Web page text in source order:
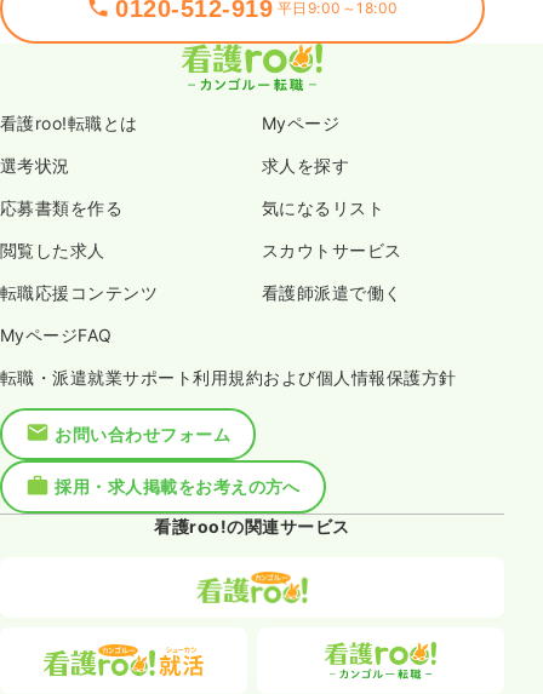
0120-512-919 平日9:00～18:00
看護roo!転職とは Myページ
選考状況 求人を探す
応募書類を作る 気になるリスト
閲覧した求人 スカウトサービス
転職応援コンテンツ 看護師派遣で働く
MyページFAQ
転職・派遣就業サポート利用規約および個人情報保護方針
お問い合わせフォーム
採用・求人掲載をお考えの方へ
看護roo!の関連サービス